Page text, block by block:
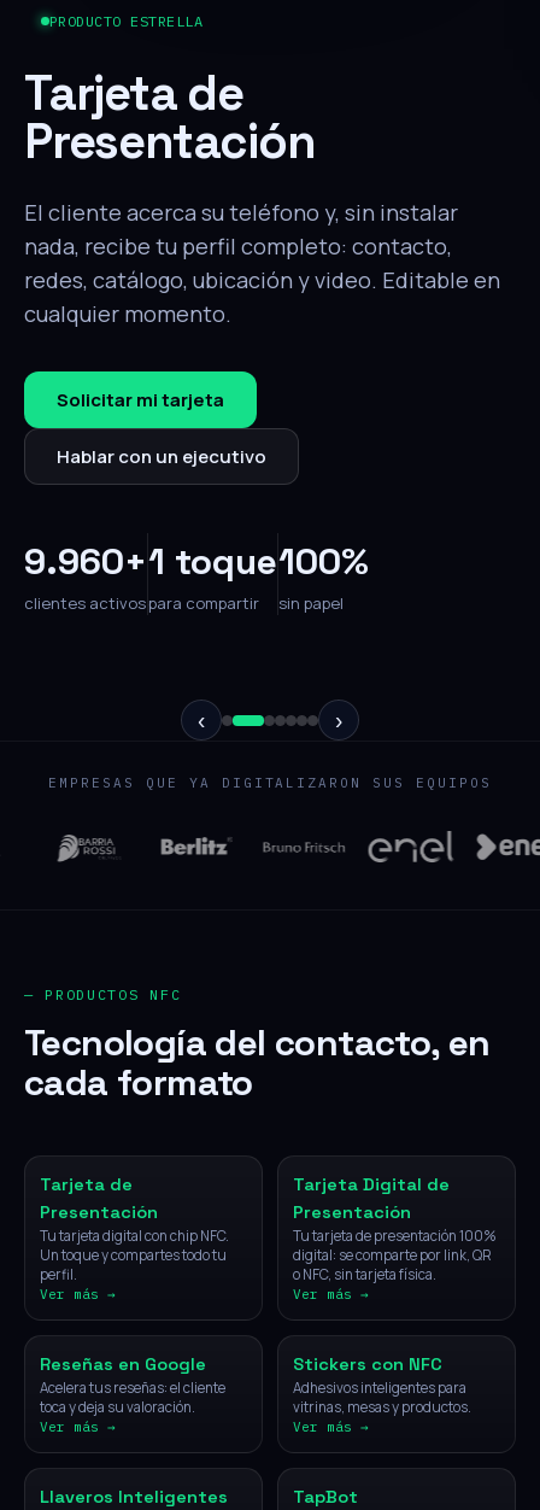
PRODUCTO ESTRELLA
Tarjeta de
Presentación
El cliente acerca su teléfono y, sin instalar
nada, recibe tu perfil completo: contacto,
redes, catálogo, ubicación y video. Editable en
cualquier momento.
Solicitar mi tarjeta
Hablar con un ejecutivo
9.960+
clientes activos
1 toque
para compartir
100%
sin papel
‹ ›
EMPRESAS QUE YA DIGITALIZARON SUS EQUIPOS
— PRODUCTOS NFC
Tecnología del contacto, en
cada formato
Tarjeta de
Presentación
Tu tarjeta digital con chip NFC.
Un toque y compartes todo tu
perfil.
Ver más →
Tarjeta Digital de
Presentación
Tu tarjeta de presentación 100%
digital: se comparte por link, QR
o NFC, sin tarjeta física.
Ver más →
NFC
Reseñas en Google
Acelera tus reseñas: el cliente
toca y deja su valoración.
Ver más →
NFC
Stickers con NFC
Adhesivos inteligentes para
vitrinas, mesas y productos.
Ver más →
NFC
Llaveros Inteligentes
IA
TapBot